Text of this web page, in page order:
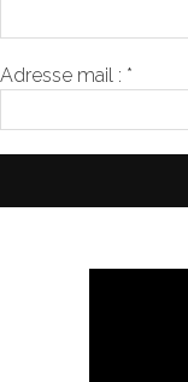
Adresse mail : *